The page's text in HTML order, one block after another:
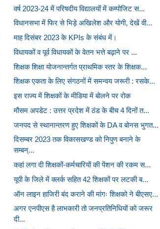
वर्ष 2023-24 में परिषदीय विद्यालयों में कम्पोजिट स...
विधानसभा में फिर से भिड़े अखिलेश और योगी, देखें वी...
माह दिसंबर 2023 के KPIs के संबंध में।
विधायकों व पूर्व विधायकों के वेतन भत्ते बढ़ाने पर ...
शिक्षक शिक्षा योजनान्तर्गत प्राथमिक स्तर के शिक्षक...
शिक्षक एकता के लिए संगठनों में समन्वय जरूरी : रसके...
इस राज्य में शिक्षकों के मीडिया में बोलने पर रोक
मौसम अपडेट : उत्तर प्रदेश में ठंड के बीच 4 दिनों त...
जनपद से स्थानान्तरण हुए शिक्षकों के DA व बोनस भुगत...
दिसम्बर 2023 तक विकासखण्ड को निपुण बनाने के
सम्बन्...
कहां लगा दी शिक्षकों-कर्मचारियों की पेंशन की रकम स...
यूपी के जिले में क्लर्क सहित 42 शिक्षकों पर लटकी ब...
ऑन लाइन हाजिरी बंद कराने की मांगः शिक्षको ने बीएसए...
अगर एनपीएस है लाभकारी तो जनप्रतिनिधियों को जरूर
दी...